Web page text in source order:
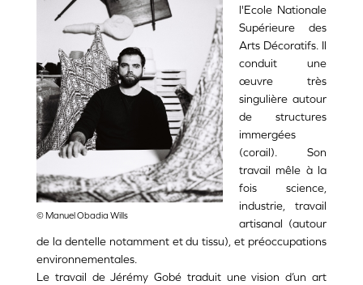
© Manuel Obadia Wills
l'Ecole Nationale
Supérieure des
Arts Décoratifs. Il
conduit une
œuvre très
singulière autour
de structures
immergées
(corail). Son
travail mêle à la
fois science,
industrie, travail
artisanal (autour
de la dentelle notamment et du tissu), et préoccupations
environnementales.
Le travail de Jérémy Gobé traduit une vision d’un art